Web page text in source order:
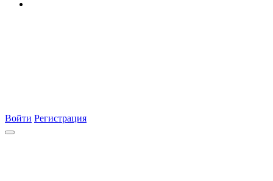
Войти Регистрация